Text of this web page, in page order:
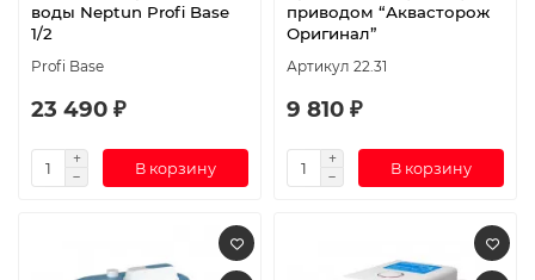
воды Neptun Profi Base
1/2
Profi Base
23 490 ₽
В корзину
приводом “Аквасторож
Оригинал”
Артикул 22.31
9 810 ₽
В корзину